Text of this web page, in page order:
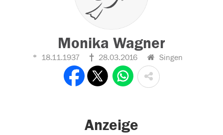
Monika Wagner
18.11.1937 28.03.2016 Singen
Anzeige